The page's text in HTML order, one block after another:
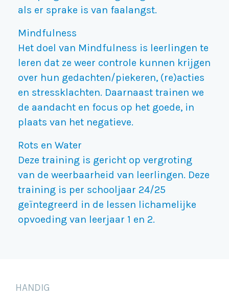
als er sprake is van faalangst.
Mindfulness
Het doel van Mindfulness is leerlingen te
leren dat ze weer controle kunnen krijgen
over hun gedachten/piekeren, (re)acties
en stressklachten. Daarnaast trainen we
de aandacht en focus op het goede, in
plaats van het negatieve.
Rots en Water
Deze training is gericht op vergroting
van de weerbaarheid van leerlingen. Deze
training is per schooljaar 24/25
geïntegreerd in de lessen lichamelijke
opvoeding van leerjaar 1 en 2.
HANDIG